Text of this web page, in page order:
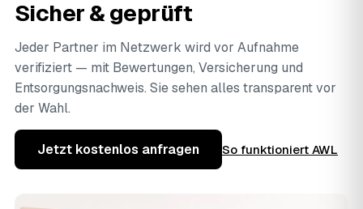
Sicher & geprüft
Jeder Partner im Netzwerk wird vor Aufnahme
verifiziert — mit Bewertungen, Versicherung und
Entsorgungsnachweis. Sie sehen alles transparent vor
der Wahl.
Jetzt kostenlos anfragen So funktioniert AWL